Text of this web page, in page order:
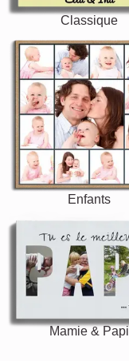
Classique
Enfants
Mamie & Papi